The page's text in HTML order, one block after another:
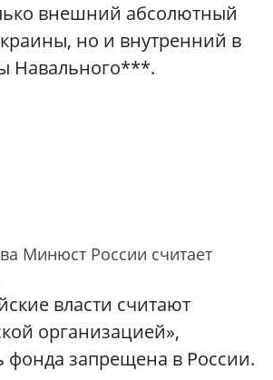
внешний абсолютный
но и внутренний в
Навального***.
Минюст России считает
власти считают
организацией»‎,
фонда запрещена в России.